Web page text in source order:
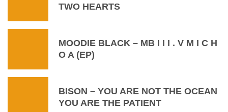
TWO HEARTS
MOODIE BLACK – MB I I I . V M I C H
O A (EP)
BISON – YOU ARE NOT THE OCEAN
YOU ARE THE PATIENT